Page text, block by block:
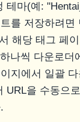
테마(예:
를 저장하려면
해당 태그 페
나씩 다운로더
지에서 일괄
URL을 수동으